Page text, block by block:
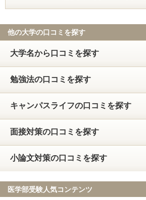
他の大学の口コミを探す
大学名から口コミを探す
勉強法の口コミを探す
キャンパスライフの口コミを探す
面接対策の口コミを探す
小論文対策の口コミを探す
医学部受験人気コンテンツ